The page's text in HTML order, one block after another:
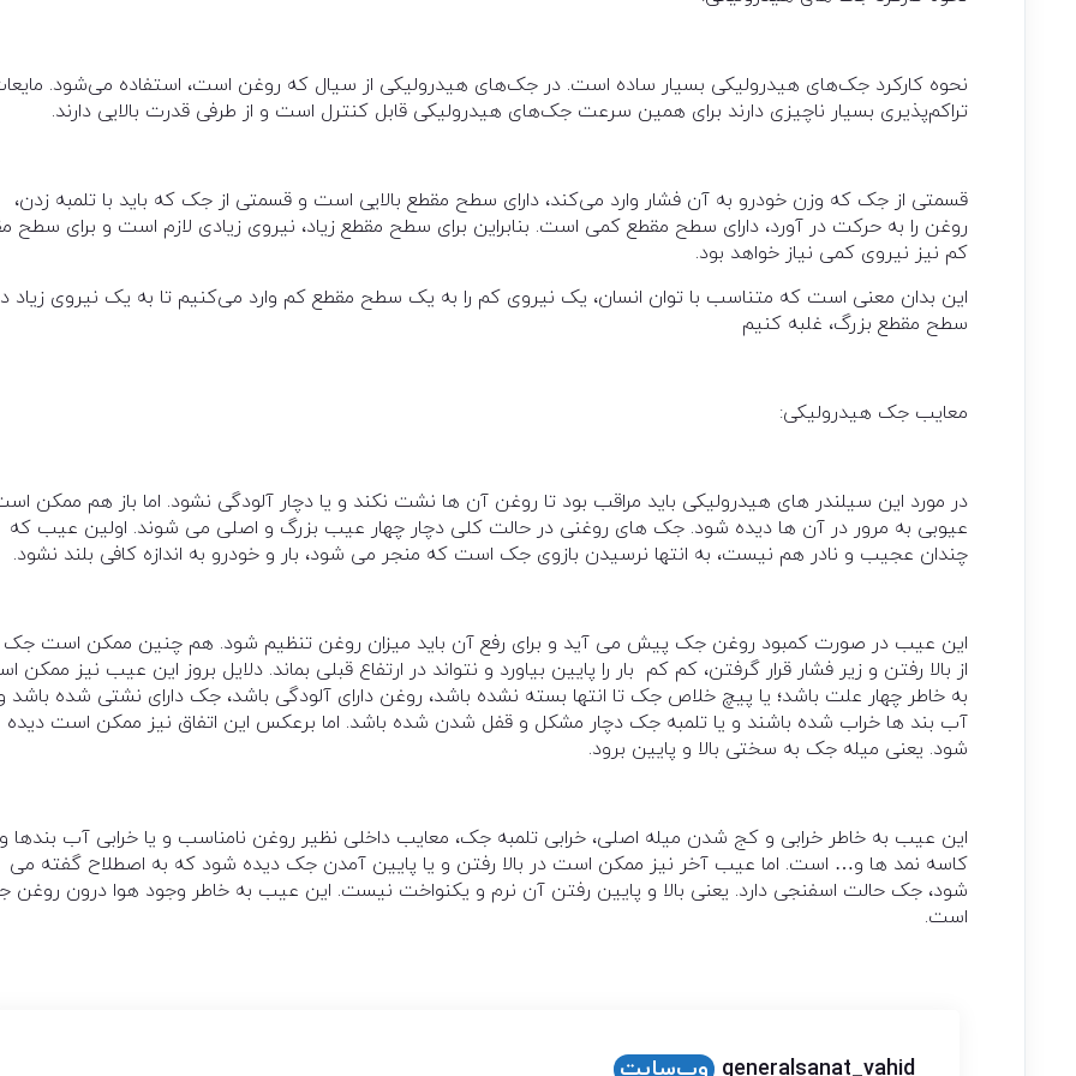
نحوه کارکرد جک‌های هیدرولیکی بسیار ساده است. در جک‌های هیدرولیکی از سیال که روغن است، استفاده می‌شود.
تراکم‌پذیری بسیار ناچیزی دارند برای همین سرعت جک‌های هیدرولیکی قابل کنترل است و از طرفی قدرت بالایی دارند.
قسمتی از جک که وزن خودرو به آن فشار وارد می‌کند، دارای سطح مقطع بالایی است و قسمتی از جک که باید با تلمبه زدن،
روغن را به حرکت در آورد، دارای سطح مقطع کمی است. بنابراین برای سطح مقطع زیاد، نیروی زیادی لازم است و برای سطح
کم نیز نیروی کمی نیاز خواهد بود.
این بدان معنی است که متناسب با توان انسان، یک نیروی کم را به یک سطح مقطع کم وارد می‌کنیم تا به یک نیروی زیاد
سطح مقطع بزرگ، غلبه کنیم
معایب جک هیدرولیکی:
در مورد این سیلندر های هیدرولیکی باید مراقب بود تا روغن آن ها نشت نکند و یا دچار آلودگی نشود. اما باز هم ممکن
عیوبی به مرور در آن ها دیده شود. جک های روغنی در حالت کلی دچار چهار عیب بزرگ و اصلی می شوند. اولین عیب که
چندان عجیب و نادر هم نیست، به انتها نرسیدن بازوی جک است که منجر می شود، بار و خودرو به اندازه کافی بلند نشود.
این عیب در صورت کمبود روغن جک پیش می آید و برای رفع آن باید میزان روغن تنظیم شود. هم چنین ممکن است جک
از بالا رفتن و زیر فشار قرار گرفتن، کم کم بار را پایین بیاورد و نتواند در ارتفاع قبلی بماند. دلایل بروز این عیب نیز ممکن
به خاطر چهار علت باشد؛ یا پیچ خلاص جک تا انتها بسته نشده باشد، روغن دارای آلودگی باشد، جک دارای نشتی شده باشد
آب بند ها خراب شده باشند و یا تلمبه جک دچار مشکل و قفل شدن شده باشد. اما برعکس این اتفاق نیز ممکن است دیده
شود. یعنی میله جک به سختی بالا و پایین برود.
این عیب به خاطر خرابی و کج شدن میله اصلی، خرابی تلمبه جک، معایب داخلی نظیر روغن نامناسب و یا خرابی آب بندها و
کاسه نمد ها و… است. اما عیب آخر نیز ممکن است در بالا رفتن و یا پایین آمدن جک دیده شود که به اصطلاح گفته می
شود، جک حالت اسفنجی دارد. یعنی بالا و پایین رفتن آن نرم و یکنواخت نیست. این عیب به خاطر وجود هوا درون روغن
است.
generalsanat_vahid وب‌سایت